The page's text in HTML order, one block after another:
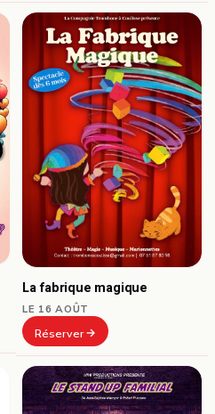
La fabrique magique
LE 16 AOÛT
Réserver